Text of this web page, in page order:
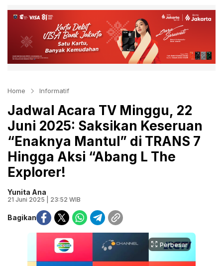
Home Informatif
Jadwal Acara TV Minggu, 22
Juni 2025: Saksikan Keseruan
“Enaknya Mantul” di TRANS 7
Hingga Aksi “Abang L The
Explorer!
Yunita Ana
21 Juni 2025 | 23:52 WIB
Bagikan
Perbesar